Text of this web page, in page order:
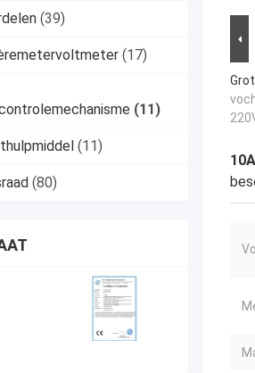
(39)
(17)
(11)
(11)
(80)